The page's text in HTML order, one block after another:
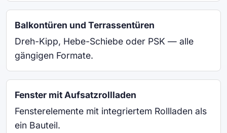
Balkontüren und Terrassentüren
Dreh-Kipp, Hebe-Schiebe oder PSK — alle
gängigen Formate.
Fenster mit Aufsatzrollladen
Fensterelemente mit integriertem Rollladen als
ein Bauteil.